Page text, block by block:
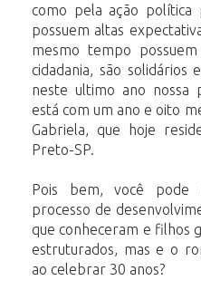
como pela ação política
possuem altas
mesmo tempo
cidadania, são solidários
neste ultimo ano nossa
está com um ano e oito
Gabriela, que hoje
Preto-SP.
Pois bem, você pode
processo de
que conheceram e filhos
estruturados, mas e o
ao celebrar 30 anos?